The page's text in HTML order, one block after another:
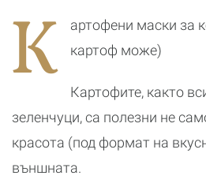
К
артофени маски за
картоф може)
Картофите, както
зеленчуци, са полезни не
красота (под формат на
външната.